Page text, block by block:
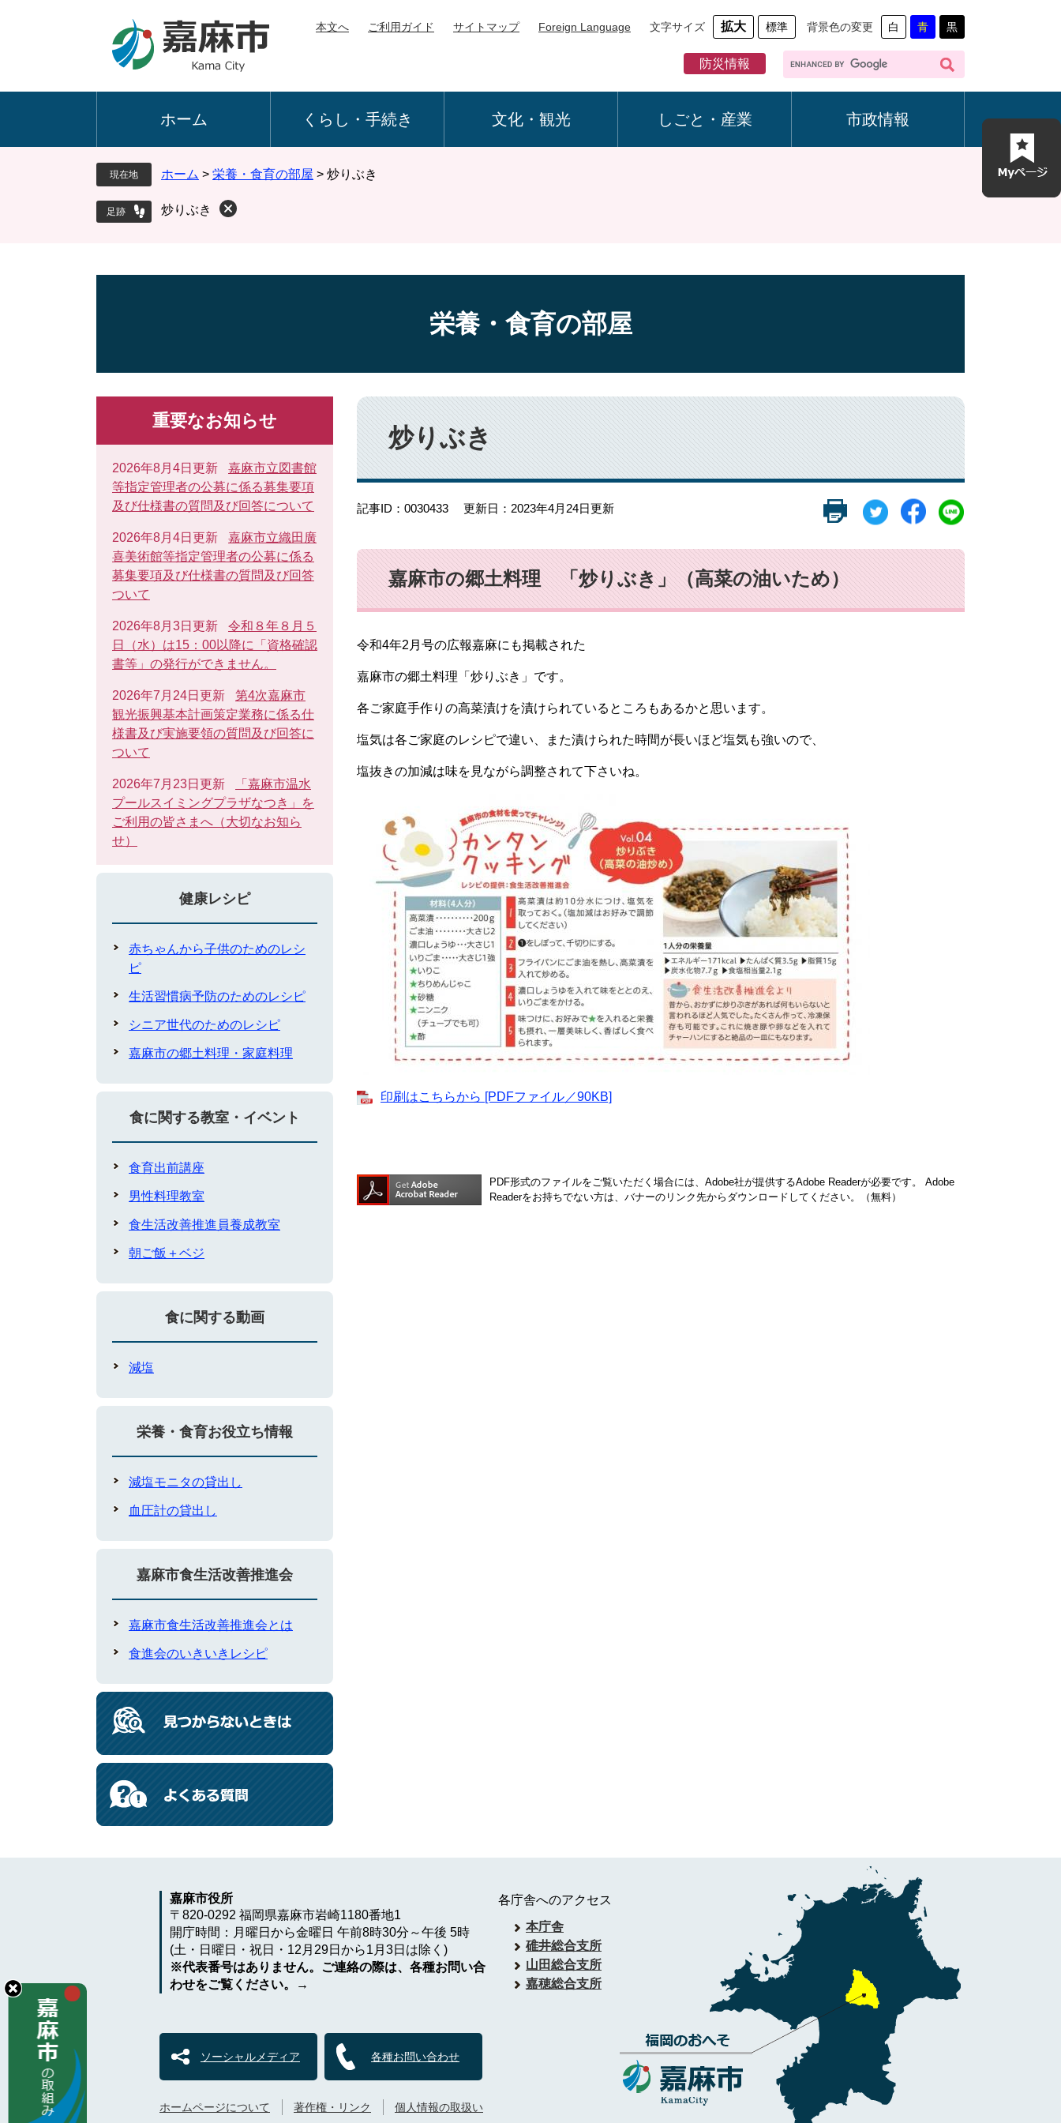
本文へ ご利用ガイド サイトマップ Foreign Language 文字サイズ 拡大 標準 背景色の変更 白 青 黒
防災情報
G
o
ホーム くらし・手続き 文化・観光 しごと・産業 市政情報
現在地 ホーム > 栄養・食育の部屋 > 炒りぶき
炒りぶき
栄養・食育の部屋
本
文
炒りぶき
記事ID：0030433 更新日：2023年4月24日更新
嘉麻市の郷土料理 「炒りぶき」（高菜の油いため）
令和4年2月号の広報嘉麻にも掲載された
嘉麻市の郷土料理「炒りぶき」です。
各ご家庭手作りの高菜漬けを漬けられているところもあるかと思います。
塩気は各ご家庭のレシピで違い、また漬けられた時間が長いほど塩気も強いので、
塩抜きの加減は味を見ながら調整されて下さいね。
印刷はこちらから [PDFファイル／90KB]
PDF形式のファイルをご覧いただく場合には、Adobe社が提供するAdobe Readerが必要です。
Adobe
Readerをお持ちでない方は、バナーのリンク先からダウンロードしてください。（無料）
重要なお知らせ
2026年8月4日更新
嘉麻市立図書館
等指定管理者の公募に係る募集要項
及び仕様書の質問及び回答について
2026年8月4日更新
嘉麻市立織田廣
喜美術館等指定管理者の公募に係る
募集要項及び仕様書の質問及び回答
ついて
2026年8月3日更新
令和８年８月５
日（水）は15：00以降に「資格確認
書等」の発行ができません。
2026年7月24日更新
第4次嘉麻市
観光振興基本計画策定業務に係る仕
様書及び実施要領の質問及び回答に
ついて
2026年7月23日更新
「嘉麻市温水
プールスイミングプラザなつき」を
ご利用の皆さまへ（大切なお知ら
せ）
健康レシピ
赤ちゃんから子供のためのレシ
ピ
生活習慣病予防のためのレシピ
シニア世代のためのレシピ
嘉麻市の郷土料理・家庭料理
食に関する教室・イベント
食育出前講座
男性料理教室
食生活改善推進員養成教室
朝ご飯＋ベジ
食に関する動画
減塩
栄養・食育お役立ち情報
減塩モニタの貸出し
血圧計の貸出し
嘉麻市食生活改善推進会
嘉麻市食生活改善推進会とは
食進会のいきいきレシピ
嘉麻市役所
〒820-0292 福岡県嘉麻市岩崎1180番地1
開庁時間：月曜日から金曜日 午前8時30分～午後 5時
(土・日曜日・祝日・12月29日から1月3日は除く)
※代表番号はありません。ご連絡の際は、各種お問い合
わせをご覧ください。→
ソーシャルメディア 各種お問い合わせ
各庁舎へのアクセス
本庁舎
碓井総合支所
山田総合支所
嘉穂総合支所
ホームページについて 著作権・リンク 個人情報の取扱い